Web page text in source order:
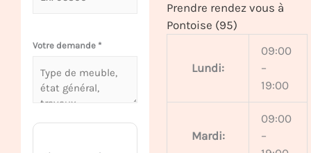
Votre demande *
Prendre rendez vous à
Pontoise (95)
Lundi:
09:00
–
19:00
Mardi:
09:00
–